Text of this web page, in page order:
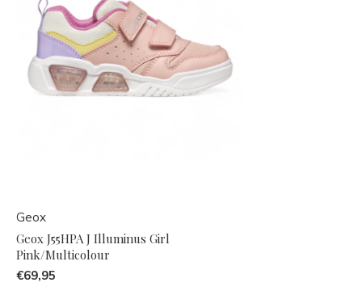
Geox
Geox J55HPA J Illuminus Girl
Pink/Multicolour
€69,95